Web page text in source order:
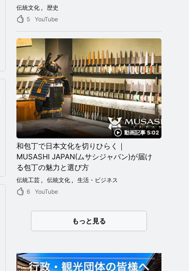
伝統文化
歴史
5
YouTube
動画記事 5:02
和包丁で日本文化を切りひらく｜
MUSASHI JAPAN(ムサシジャパン)が届け
る包丁の魅力と選び方
伝統工芸 伝統文化
生活・ビジネス
6
YouTube
もっと見る